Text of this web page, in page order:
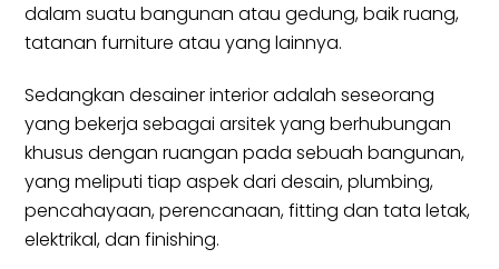
dalam suatu bangunan atau gedung, baik ruang,
tatanan furniture atau yang lainnya.
Sedangkan desainer interior adalah seseorang
yang bekerja sebagai arsitek yang berhubungan
khusus dengan ruangan pada sebuah bangunan,
yang meliputi tiap aspek dari desain, plumbing,
pencahayaan, perencanaan, fitting dan tata letak,
elektrikal, dan finishing.